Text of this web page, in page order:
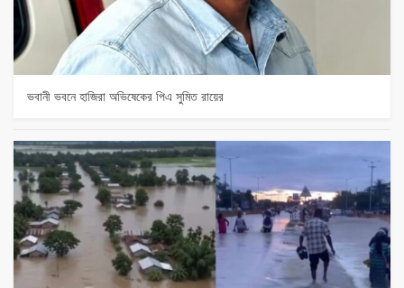
ভবানী ভবনে হাজিরা অভিষেকের পিএ সুমিত রায়ের